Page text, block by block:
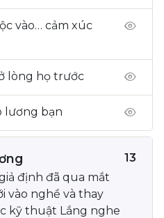
vào… cảm xúc
lòng họ trước
lương bạn
định đã qua mắt
vào nghề và thay
kỹ thuật Lắng nghe
13